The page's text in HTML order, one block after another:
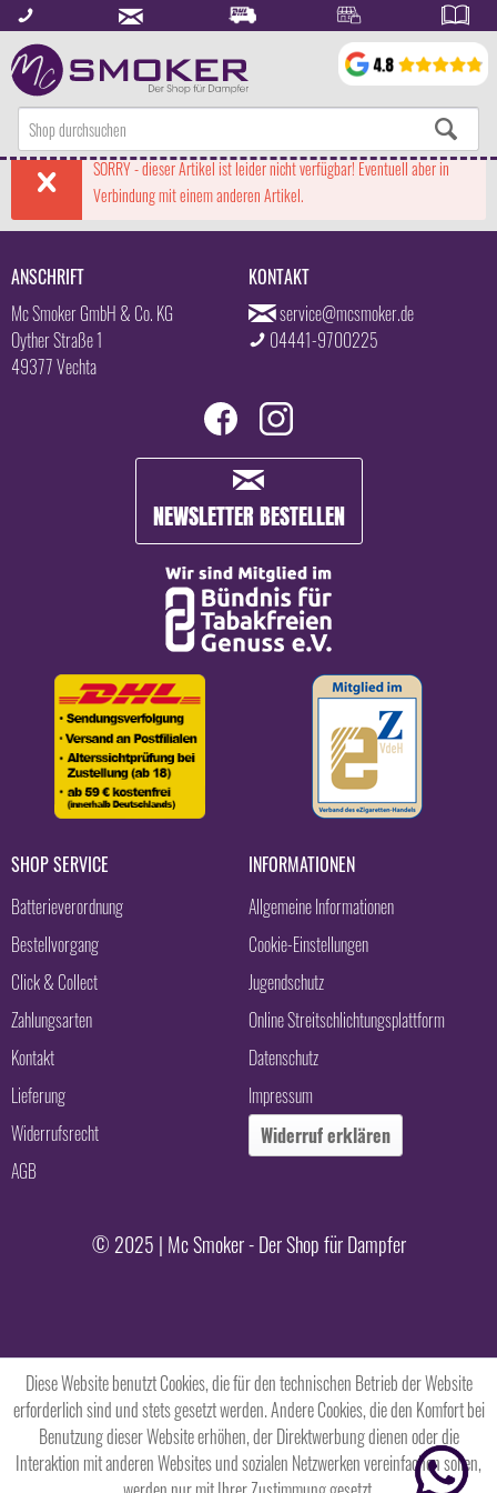
SORRY - dieser Artikel ist leider nicht verfügbar! Eventuell aber in
Verbindung mit einem anderen Artikel.
ANSCHRIFT
Mc Smoker GmbH & Co. KG
Oyther Straße 1
49377 Vechta
KONTAKT
service@mcsmoker.de
04441-9700225
NEWSLETTER BESTELLEN
SHOP SERVICE
Batterieverordnung
Bestellvorgang
Click & Collect
Zahlungsarten
Kontakt
Lieferung
Widerrufsrecht
AGB
INFORMATIONEN
Allgemeine Informationen
Cookie-Einstellungen
Jugendschutz
Online Streitschlichtungsplattform
Datenschutz
Impressum
Widerruf erklären
© 2025 | Mc Smoker - Der Shop für Dampfer
Diese Website benutzt Cookies, die für den technischen Betrieb der Website
erforderlich sind und stets gesetzt werden. Andere Cookies, die den Komfort bei
Benutzung dieser Website erhöhen, der Direktwerbung dienen oder die
Interaktion mit anderen Websites und sozialen Netzwerken vereinfachen sollen,